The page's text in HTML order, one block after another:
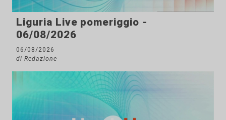
Liguria Live pomeriggio -
06/08/2026
06/08/2026
di Redazione